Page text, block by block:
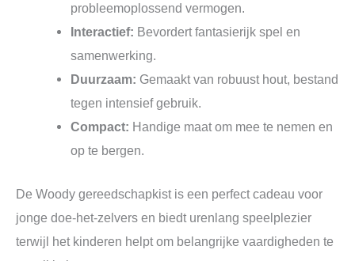
probleemoplossend vermogen.
Interactief: Bevordert fantasierijk spel en
samenwerking.
Duurzaam: Gemaakt van robuust hout, bestand
tegen intensief gebruik.
Compact: Handige maat om mee te nemen en
op te bergen.
De Woody gereedschapkist is een perfect cadeau voor
jonge doe-het-zelvers en biedt urenlang speelplezier
terwijl het kinderen helpt om belangrijke vaardigheden te